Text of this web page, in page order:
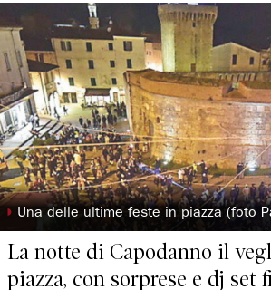
◗ Una delle ultime feste in piazza (foto
La notte di Capodanno il
piazza, con sorprese e dj set